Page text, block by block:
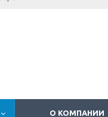
О КОМПАНИИ